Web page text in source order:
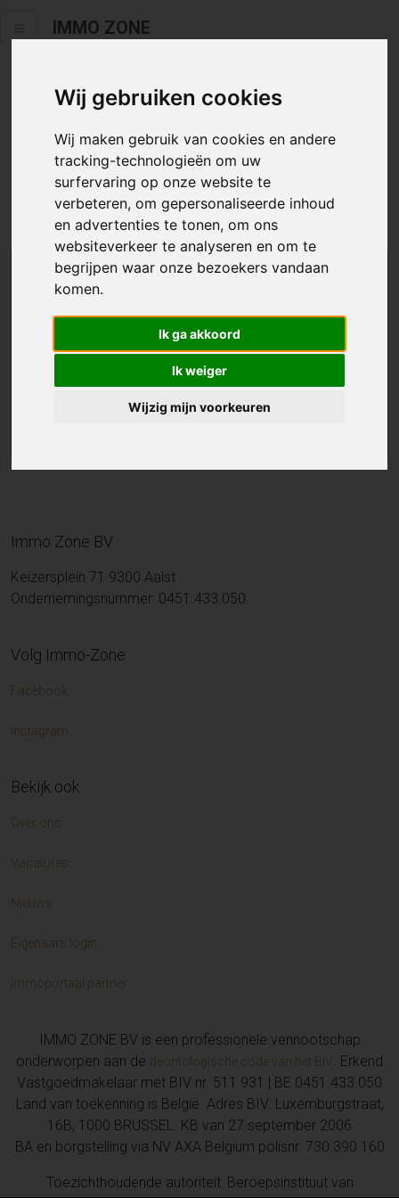
Wij gebruiken cookies
Wij maken gebruik van cookies en andere
tracking-technologieën om uw
surfervaring op onze website te
verbeteren, om gepersonaliseerde inhoud
en advertenties te tonen, om ons
websiteverkeer te analyseren en om te
begrijpen waar onze bezoekers vandaan
komen.
Ik ga akkoord
Ik weiger
Wijzig mijn voorkeuren
IMMO ZONE
Helaas staat dit zoekertje niet
meer online.
Neem zeker een kijkje in ons aanbod te koop
We helpen u graag zoeken
Maak hier een zoekprofiel aan en we houden u op
de hoogte van passend aanbod.
Immo Zone BV
Keizersplein 71 9300 Aalst
Ondernemingsnummer: 0451.433.050
Volg Immo-Zone
Facebook
Instagram
Bekijk ook
Over ons
Vacatures
Nieuws
Eigenaars login
Immoportaal partner
IMMO ZONE BV is een professionele vennootschap
onderworpen aan de deontologische code van het BIV. Erkend
Vastgoedmakelaar met BIV nr. 511 931 | BE 0451.433.050
Land van toekenning is België. Adres BIV: Luxemburgstraat,
16B, 1000 BRUSSEL. KB van 27 september 2006
BA en borgstelling via NV AXA Belgium polisnr. 730.390.160
Toezichthoudende autoriteit: Beroepsinstituut van